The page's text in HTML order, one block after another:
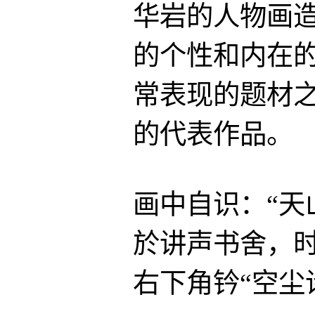
华岩的人物画
的个性和内在
常表现的题材
的代表作品。
画中自识：“
於讲声书舍，
右下角钤“空尘